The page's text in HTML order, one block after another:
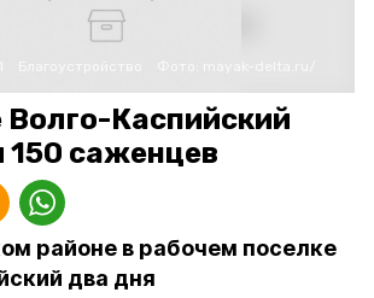
Волго-Каспийский
саженцев
районе в рабочем поселке
два дня